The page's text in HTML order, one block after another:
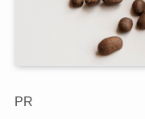
PR